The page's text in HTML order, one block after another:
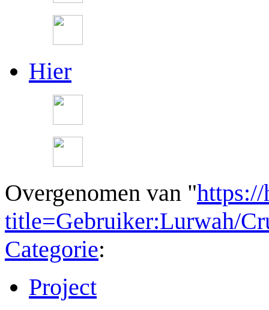
Hier
Overgenomen van "
title=Gebruiker:Lurwah/
Categorie:
Project